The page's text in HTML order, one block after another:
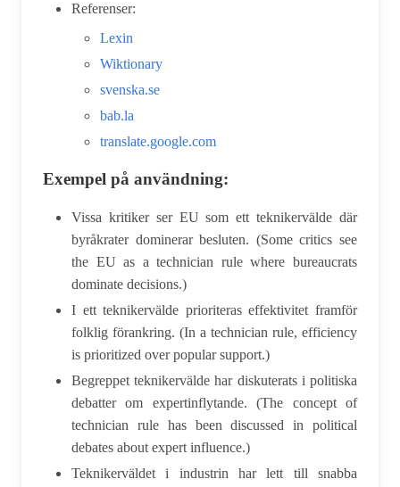
Referenser:
Lexin
Wiktionary
svenska.se
bab.la
translate.google.com
Exempel på användning:
Vissa kritiker ser EU som ett teknikervälde där
byråkrater dominerar besluten. (Some critics see
the EU as a technician rule where bureaucrats
dominate decisions.)
I ett teknikervälde prioriteras effektivitet framför
folklig förankring. (In a technician rule, efficiency
is prioritized over popular support.)
Begreppet teknikervälde har diskuterats i politiska
debatter om expertinflytande. (The concept of
technician rule has been discussed in political
debates about expert influence.)
Teknikerväldet i industrin har lett till snabba